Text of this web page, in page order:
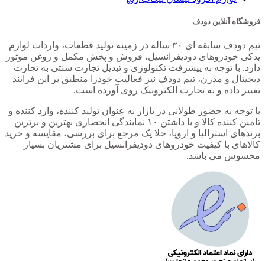
فروشگاه آنلاین دودف
تیم دودف سابقه ای ۳۰ ساله در زمینه تولید قطعات، واردات لوازم
یدکی خودروهای دودیفرانسیل، فروش و پخش مکمل و روغن موتور
دارد. با توجه به پیشرفت تکنولوژی و تبدیل تجارت سنتی به تجارت
دیجیتال و مدرن، تیم دودف نیز فعالیت خودرا منطبق بر این فرایند
تغییر داده و به تجارت الکترونیک روی آورده است.
با توجه به حضور طولانی در بازار به عنوان تولید کننده، وارد کننده و
تامین کننده کالا و با داشتن ۱۰ نمایندگی انحصاری بهترین و برترین
برندهای استرالیا و اروپا، خلا یک مرجع برای بررسی، مقایسه و خرید
کالاهای با کیفیت خودروهای دودیفرانسیل برای مشتریان بسیار
محسوس می باشد.